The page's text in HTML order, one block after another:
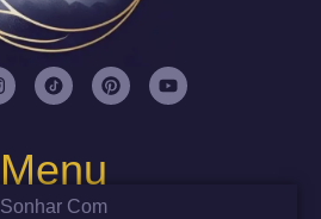
Menu
Sonhar Com